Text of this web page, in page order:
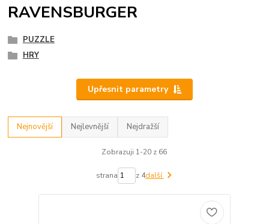
RAVENSBURGER
PUZZLE
HRY
Upřesnit parametry
Nejnovější Nejlevnější Nejdražší
Zobrazuji 1-20 z 66
strana z 4další